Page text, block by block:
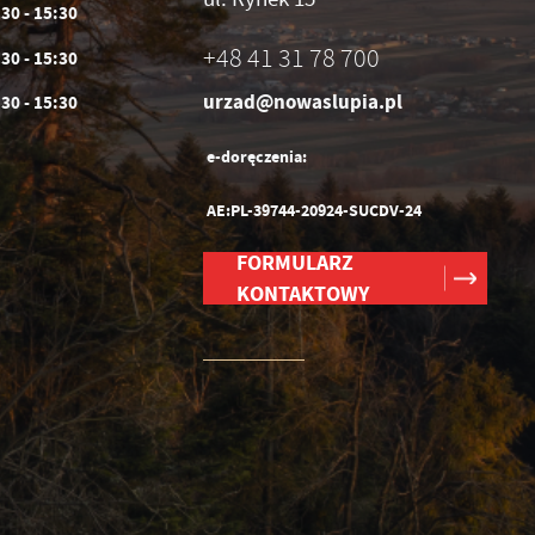
- 15:30
- 15:30
- 15:30
+48 41 31 78 700
urzad@nowaslupia.pl
e-doręczenia:
AE:PL-39744-20924-SUCDV-24
FORMULARZ
KONTAKTOWY